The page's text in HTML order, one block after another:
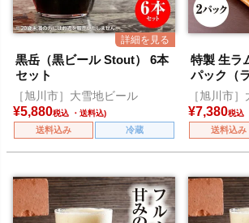
黒岳（黒ビール Stout） 6本
セット
［旭川市］大雪地ビール
¥5,880税込
送料込み 冷蔵
特製 生ラ
パック（
添タレ
［旭川市
¥7,380税込
送料込み